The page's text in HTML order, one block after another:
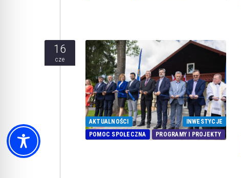
16
cze
AKTUALNOŚCI
INWESTYCJE
POMOC SPOŁECZNA
PROGRAMY I PROJEKTY